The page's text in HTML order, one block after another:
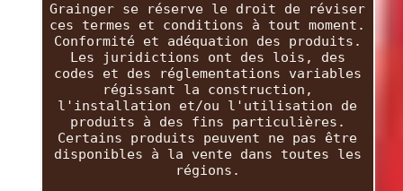
Grainger se réserve le droit de réviser
ces termes et conditions à tout moment.
Conformité et adéquation des produits.
Les juridictions ont des lois, des
codes et des réglementations variables
régissant la construction,
l'installation et/ou l'utilisation de
produits à des fins particulières.
Certains produits peuvent ne pas être
disponibles à la vente dans toutes les
régions.